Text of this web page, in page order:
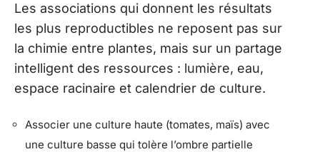
Les associations qui donnent les résultats
les plus reproductibles ne reposent pas sur
la chimie entre plantes, mais sur un partage
intelligent des ressources : lumière, eau,
espace racinaire et calendrier de culture.
Associer une culture haute (tomates, maïs) avec
une culture basse qui tolère l’ombre partielle